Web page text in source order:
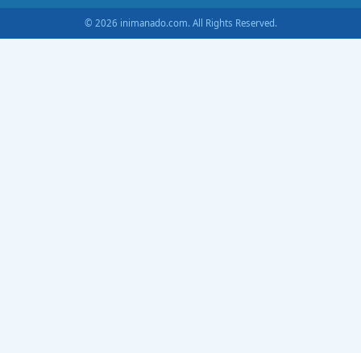
© 2026 inimanado.com. All Rights Reserved.